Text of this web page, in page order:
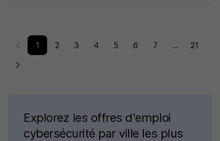
1 2 3 4 5 6 7 ... 21
Explorez les offres d'emploi
cybersécurité par ville les plus